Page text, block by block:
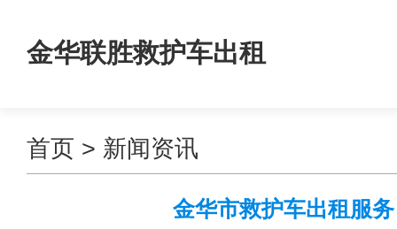
金华联胜救护车出租
首页 > 新闻资讯
金华市救护车出租服务